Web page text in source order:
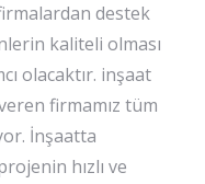
destek
kaliteli olması
olacaktır. inşaat
firmamız tüm
İnşaatta
hızlı ve